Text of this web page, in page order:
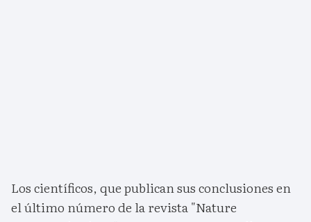
Los científicos, que publican sus conclusiones en
el último número de la revista "Nature